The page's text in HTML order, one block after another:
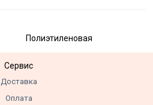
Полиэтиленовая
Сервис
Доставка
Оплата